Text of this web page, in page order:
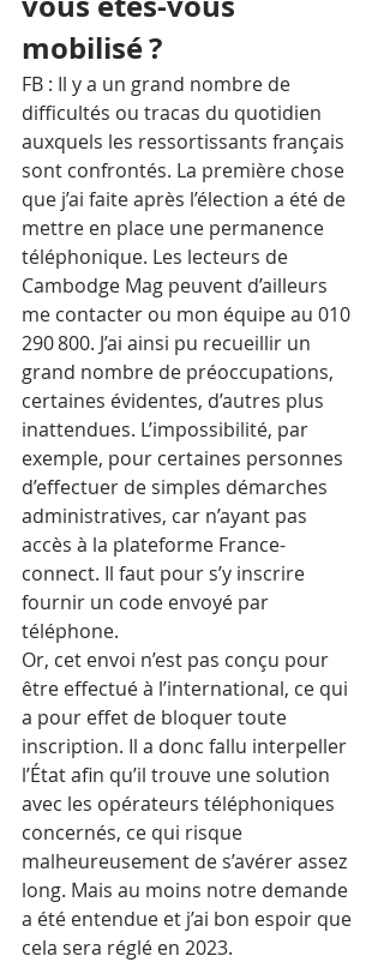
mobilisé ?
FB : Il y a un grand nombre de
difficultés ou tracas du quotidien
auxquels les ressortissants français
sont confrontés. La première chose
que j’ai faite après l’élection a été de
mettre en place une permanence
téléphonique. Les lecteurs de
Cambodge Mag peuvent d’ailleurs
me contacter ou mon équipe au 010
290 800. J’ai ainsi pu recueillir un
grand nombre de préoccupations,
certaines évidentes, d’autres plus
inattendues. L’impossibilité, par
exemple, pour certaines personnes
d’effectuer de simples démarches
administratives, car n’ayant pas
accès à la plateforme France-
connect. Il faut pour s’y inscrire
fournir un code envoyé par
téléphone.
Or, cet envoi n’est pas conçu pour
être effectué à l’international, ce qui
a pour effet de bloquer toute
inscription. Il a donc fallu interpeller
l’État afin qu’il trouve une solution
avec les opérateurs téléphoniques
concernés, ce qui risque
malheureusement de s’avérer assez
long. Mais au moins notre demande
a été entendue et j’ai bon espoir que
cela sera réglé en 2023.